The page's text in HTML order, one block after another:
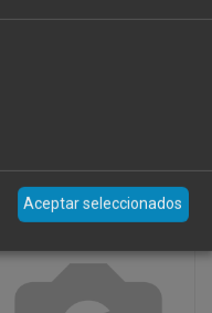
Aceptar seleccionados